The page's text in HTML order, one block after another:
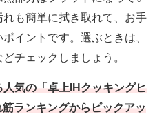
も簡単に拭き取れて、お手
イントです。選ぶときは、
チェックしましょう。
人気の「卓上IHクッキングヒ
ランキングからピックアッ